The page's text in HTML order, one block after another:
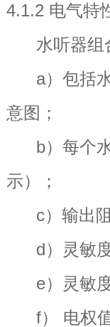
4.1.2 电气特
水听器组
a）包括水
意图；
b）每个水
示）；
c）输出阻
d）灵敏度
e）灵敏度
f） 电权值